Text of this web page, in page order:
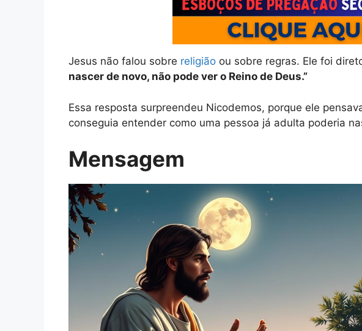
Jesus não falou sobre religião ou sobre regras. Ele foi
nascer de novo, não pode ver o Reino de Deus.”
Essa resposta surpreendeu Nicodemos, porque ele
conseguia entender como uma pessoa já adulta poderia
Mensagem